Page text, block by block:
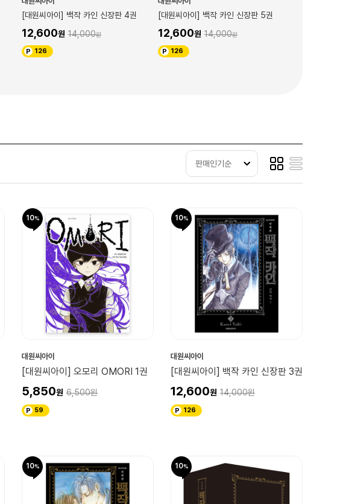
[대원씨아이] 백작 카인 신장판 4권
12,600 14,000
126
[대원씨아이] 백작 카인 신장판 5권
12,600 14,000
126
판매인기순
10
대원씨아이
[대원씨아이] 오모리 OMORI 1권
5,850 6,500
59
10
대원씨아이
[대원씨아이] 백작 카인 신장판 3권
12,600 14,000
126
10 10